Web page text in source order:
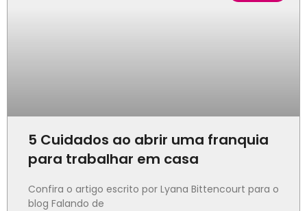
5 Cuidados ao abrir uma franquia
para trabalhar em casa
Confira o artigo escrito por Lyana Bittencourt para o
blog Falando de